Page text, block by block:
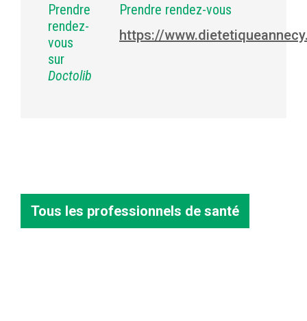
Prendre
rendez-
vous
sur
Doctolib
Prendre rendez-vous
https://
Tous les professionnels de santé